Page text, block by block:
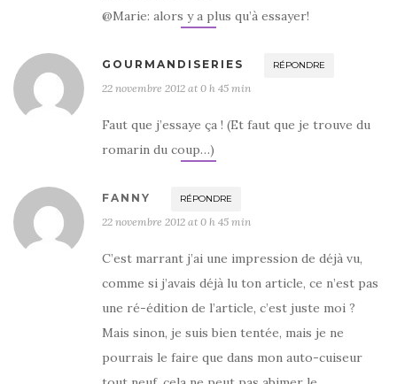
@Marie: alors y a plus qu’à essayer!
GOURMANDISERIES RÉPONDRE
22 novembre 2012 at 0 h 45 min
Faut que j’essaye ça ! (Et faut que je trouve du
romarin du coup…)
FANNY RÉPONDRE
22 novembre 2012 at 0 h 45 min
C’est marrant j’ai une impression de déjà vu,
comme si j’avais déjà lu ton article, ce n’est pas
une ré-édition de l’article, c’est juste moi ?
Mais sinon, je suis bien tentée, mais je ne
pourrais le faire que dans mon auto-cuiseur